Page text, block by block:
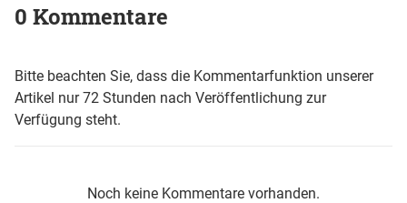
0 Kommentare
Bitte beachten Sie, dass die Kommentarfunktion unserer
Artikel nur 72 Stunden nach Veröffentlichung zur
Verfügung steht.
Noch keine Kommentare vorhanden.